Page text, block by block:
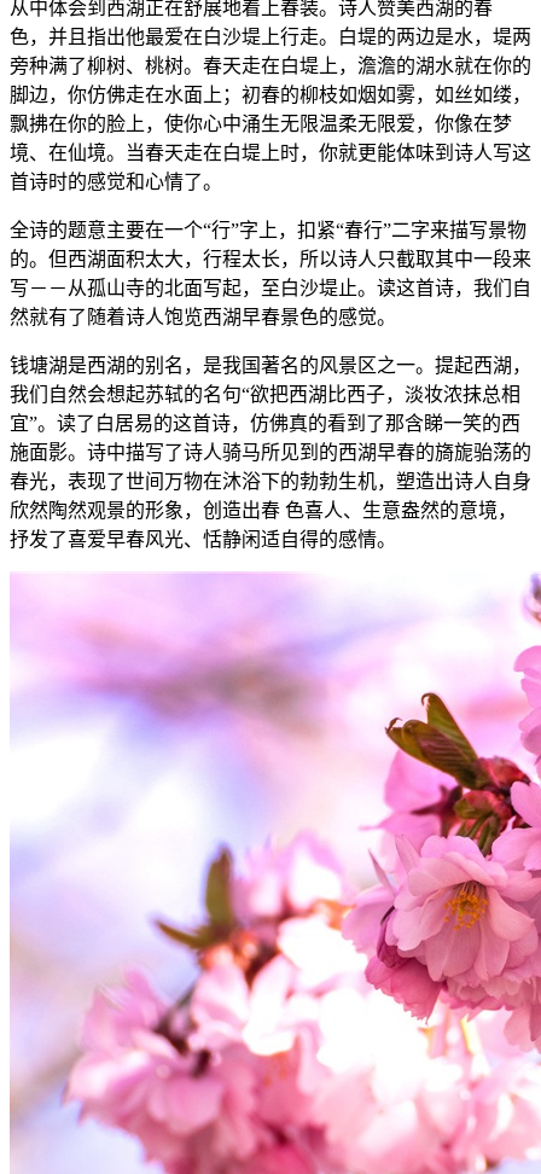
从中体会到西湖正在舒展地着上春装。诗人赞美西湖的春
色，并且指出他最爱在白沙堤上行走。白堤的两边是水，堤两
旁种满了柳树、桃树。春天走在白堤上，澹澹的湖水就在你的
脚边，你仿佛走在水面上；初春的柳枝如烟如雾，如丝如缕，
飘拂在你的脸上，使你心中涌生无限温柔无限爱，你像在梦
境、在仙境。当春天走在白堤上时，你就更能体味到诗人写这
首诗时的感觉和心情了。
全诗的题意主要在一个“行”字上，扣紧“春行”二字来描写景物
的。但西湖面积太大，行程太长，所以诗人只截取其中一段来
写－－从孤山寺的北面写起，至白沙堤止。读这首诗，我们自
然就有了随着诗人饱览西湖早春景色的感觉。
钱塘湖是西湖的别名，是我国著名的风景区之一。提起西湖，
我们自然会想起苏轼的名句“欲把西湖比西子，淡妆浓抹总相
宜”。读了白居易的这首诗，仿佛真的看到了那含睇一笑的西
施面影。诗中描写了诗人骑马所见到的西湖早春的旖旎骀荡的
春光，表现了世间万物在沐浴下的勃勃生机，塑造出诗人自身
欣然陶然观景的形象，创造出春 色喜人、生意盎然的意境，
抒发了喜爱早春风光、恬静闲适自得的感情。